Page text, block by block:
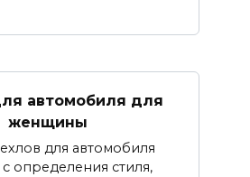
автомобиля для
женщины
для автомобиля
с определения стиля,